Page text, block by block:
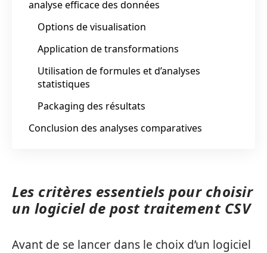
analyse efficace des données
Options de visualisation
Application de transformations
Utilisation de formules et d’analyses
statistiques
Packaging des résultats
Conclusion des analyses comparatives
Les critères essentiels pour choisir
un logiciel de post traitement CSV
Avant de se lancer dans le choix d’un logiciel